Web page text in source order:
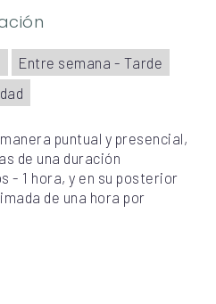
Entre semana - Tarde
puntual y presencial,
de una duración
- 1 hora, y en su posterior
de una hora por